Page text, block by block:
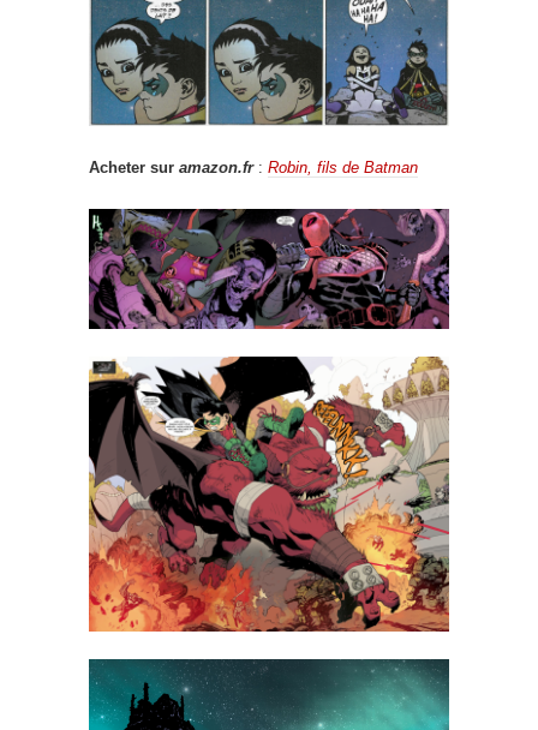
Acheter sur amazon.fr: Robin, fils de Batman